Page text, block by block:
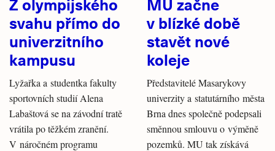
svahu přímo do
univerzitního
kampusu
Lyžařka a studentka fakulty
sportovních studií Alena
Labaštová se na závodní tratě
vrátila po těžkém zranění.
V náročném programu
v blízké době
stavět nové
koleje
Představitelé Masarykovy
univerzity a statutárního města
Brna dnes společně podepsali
směnnou smlouvu o výměně
pozemků. MU tak získává